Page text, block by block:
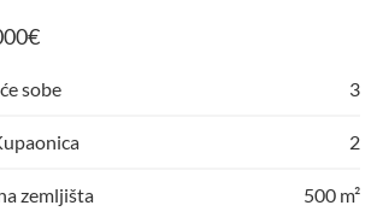
€
sobe 3
2
zemljišta 500 m²